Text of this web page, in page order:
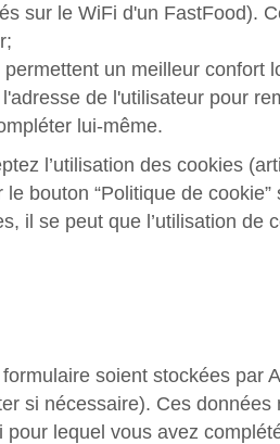
sur le WiFi d'un FastFood).
un meilleur confort
de l'utilisateur pour
lui-même.
l’utilisation des cookies
bouton “Politique de
il se peut que l’utilisation de
soient stockées par
si nécessaire). Ces
lequel vous avez